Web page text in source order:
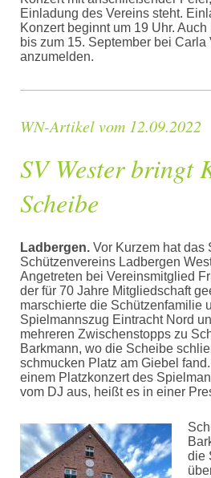
Einladung des Vereins steht.
Konzert beginnt um 19 Uhr.
bis zum 15. September bei Carla
anzumelden.
WN-Artikel vom 12.09.2022
SV Wester bringt
Scheibe
Ladbergen. Vor Kurzem hat das
Schützenvereins Ladbergen
Angetreten bei Vereinsmitglied
der für 70 Jahre Mitgliedschaft
marschierte die Schützenfamilie
Spielmannszug Eintracht Nord
mehreren Zwischenstopps zu
Barkmann, wo die Scheibe
schmucken Platz am Giebel
einem Platzkonzert des
vom DJ aus, heißt es in einer
die